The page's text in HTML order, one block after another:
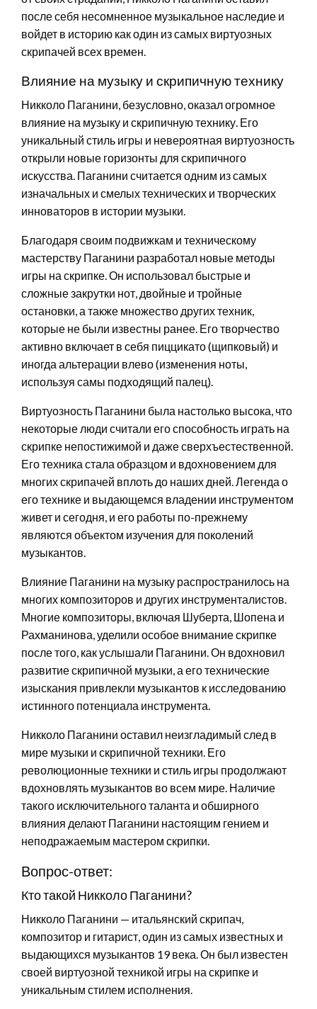
после себя несомненное музыкальное наследие и
войдет в историю как один из самых виртуозных
скрипачей всех времен.
Влияние на музыку и скрипичную технику
Никколо Паганини, безусловно, оказал огромное
влияние на музыку и скрипичную технику. Его
уникальный стиль игры и невероятная виртуозность
открыли новые горизонты для скрипичного
искусства. Паганини считается одним из самых
изначальных и смелых технических и творческих
инноваторов в истории музыки.
Благодаря своим подвижкам и техническому
мастерству Паганини разработал новые методы
игры на скрипке. Он использовал быстрые и
сложные закрутки нот, двойные и тройные
остановки, а также множество других техник,
которые не были известны ранее. Его творчество
активно включает в себя пиццикато (щипковый) и
иногда альтерации влево (изменения ноты,
используя самы подходящий палец).
Виртуозность Паганини была настолько высока, что
некоторые люди считали его способность играть на
скрипке непостижимой и даже сверхъестественной.
Его техника стала образцом и вдохновением для
многих скрипачей вплоть до наших дней. Легенда о
его технике и выдающемся владении инструментом
живет и сегодня, и его работы по-прежнему
являются объектом изучения для поколений
музыкантов.
Влияние Паганини на музыку распространилось на
многих композиторов и других инструменталистов.
Многие композиторы, включая Шуберта, Шопена и
Рахманинова, уделили особое внимание скрипке
после того, как услышали Паганини. Он вдохновил
развитие скрипичной музыки, а его технические
изыскания привлекли музыкантов к исследованию
истинного потенциала инструмента.
Никколо Паганини оставил неизгладимый след в
мире музыки и скрипичной техники. Его
революционные техники и стиль игры продолжают
вдохновлять музыкантов во всем мире. Наличие
такого исключительного таланта и обширного
влияния делают Паганини настоящим гением и
неподражаемым мастером скрипки.
Вопрос-ответ:
Кто такой Никколо Паганини?
Никколо Паганини — итальянский скрипач,
композитор и гитарист, один из самых известных и
выдающихся музыкантов 19 века. Он был известен
своей виртуозной техникой игры на скрипке и
уникальным стилем исполнения.